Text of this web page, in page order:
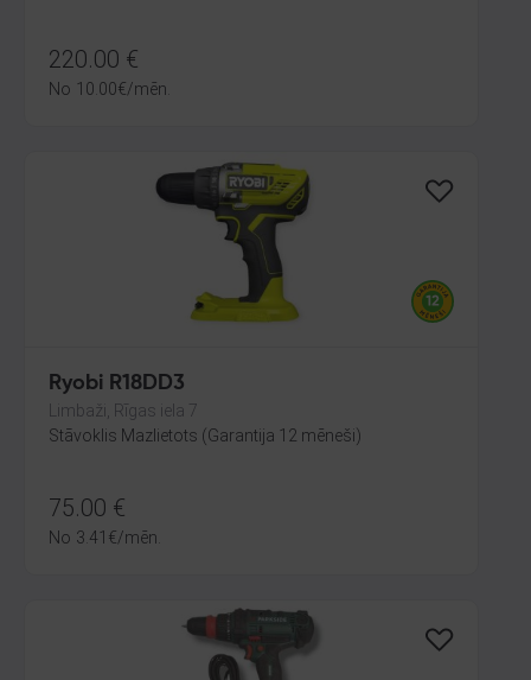
220.00 €
No 10.00€/mēn.
Ryobi R18DD3
Limbaži, Rīgas iela 7
Stāvoklis Mazlietots (Garantija 12 mēneši)
75.00 €
No 3.41 €/mēn.